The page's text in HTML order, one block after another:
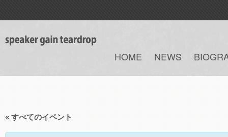
HOME NEWS
« すべてのイベント